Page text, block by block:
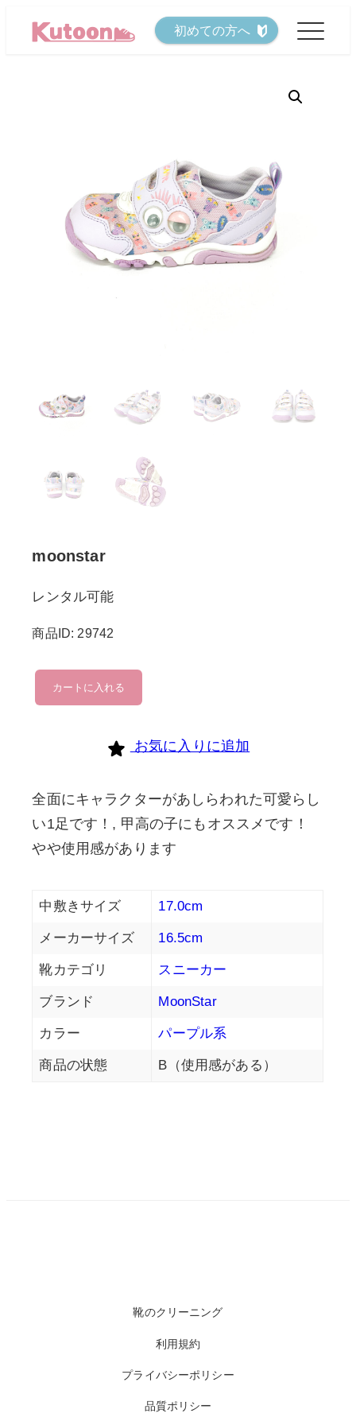
初めての方へ
moonstar
レンタル可能
商品ID: 29742
moonstar
個
カートに入れる
お気に入りに追加
全面にキャラクターがあしらわれた可愛らし
い1足です！, 甲高の子にもオススメです！
やや使用感があります
中敷きサイズ 17.0cm
メーカーサイズ 16.5cm
靴カテゴリ スニーカー
ブランド MoonStar
カラー パープル系
商品の状態 B（使用感がある）
靴のクリーニング
利用規約
プライバシーポリシー
品質ポリシー